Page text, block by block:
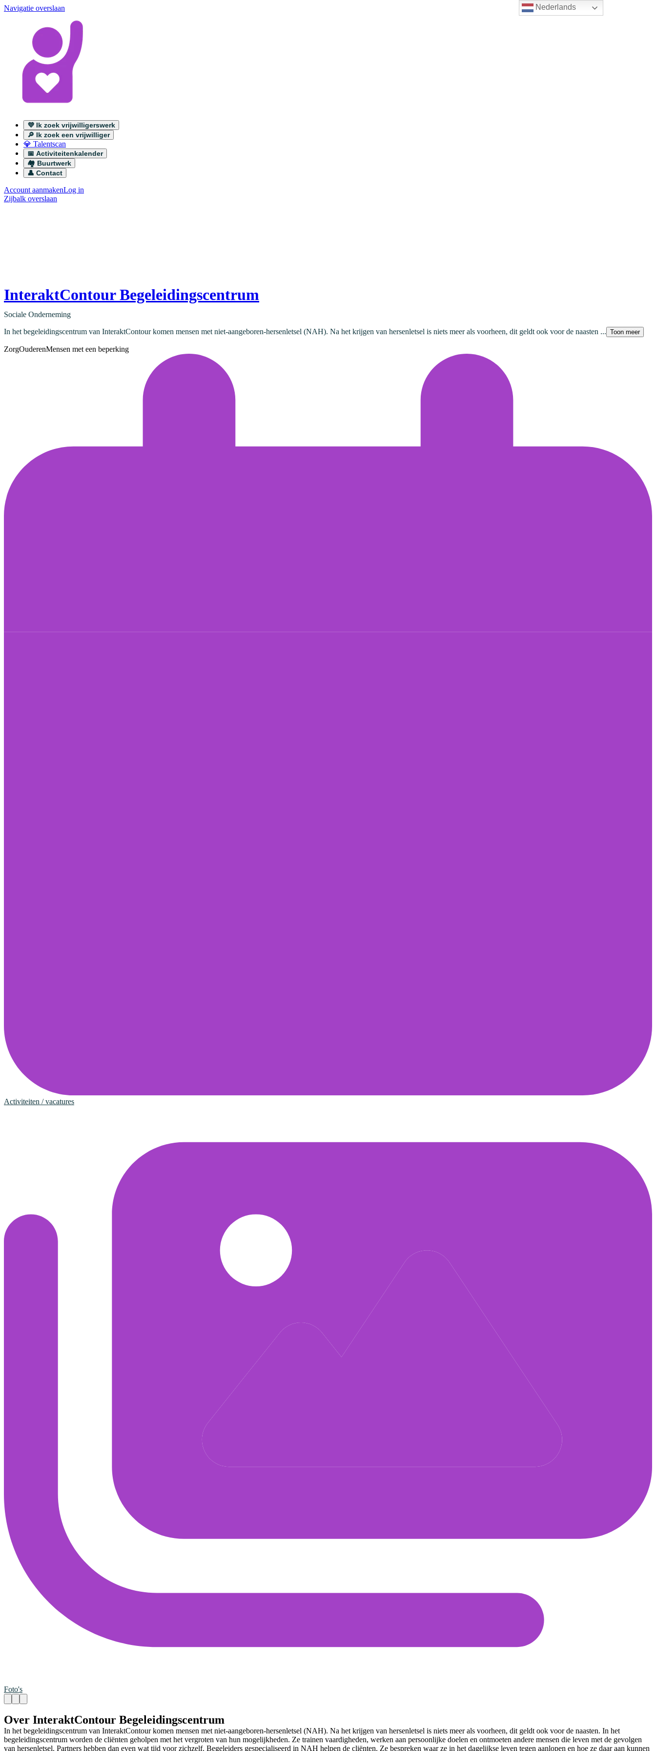
Nederlands
Navigatie overslaan
💜 Ik zoek vrijwilligerswerk
🔎 Ik zoek een vrijwilliger
💎 Talentscan
📅 Activiteitenkalender
🏘️ Buurtwerk
👤 Contact
Account aanmakenLog in
Zijbalk overslaan
InteraktContour Begeleidingscentrum
Sociale Onderneming
In het begeleidingscentrum van InteraktContour komen mensen met niet-aangeboren-hersenletsel (NAH). Na het krijgen van hersenletsel is niets meer als voorheen, dit geldt ook voor de naasten ... Toon meer
ZorgOuderenMensen met een beperking
Activiteiten / vacatures
Foto's
Over InteraktContour Begeleidingscentrum
In het begeleidingscentrum van InteraktContour komen mensen met niet-aangeboren-hersenletsel (NAH). Na het krijgen van hersenletsel is niets meer als voorheen, dit geldt ook voor de naasten. In het
begeleidingscentrum worden de cliënten geholpen met het vergroten van hun mogelijkheden. Ze trainen vaardigheden, werken aan persoonlijke doelen en ontmoeten andere mensen die leven met de gevolgen
van hersenletsel. Partners hebben dan even wat tijd voor zichzelf. Begeleiders gespecialiseerd in NAH helpen de cliënten. Ze bespreken waar ze in het dagelijkse leven tegen aanlopen en hoe ze daar aan kunnen